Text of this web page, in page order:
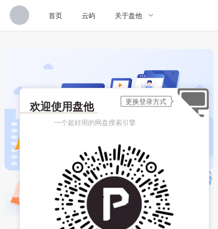
首页 云屿 关于盘他
欢迎使用盘他
一个超好用的网盘搜索引擎